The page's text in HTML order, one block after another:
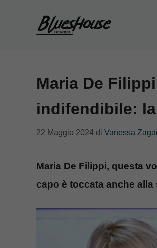
Maria De
indifendibile:
22 Maggio 2024 di Vanessa
Maria De Filippi, questa
capo è toccata anche alla